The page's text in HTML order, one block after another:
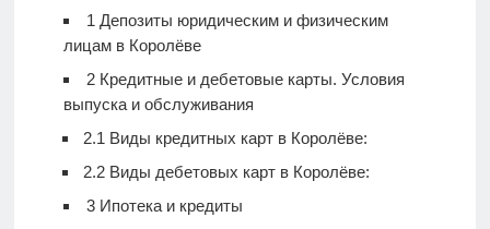
1 Депозиты юридическим и физическим
лицам в Королёве
2Кредитные и дебетовые карты. Условия
выпуска и обслуживания
2.1 Виды кредитных карт в Королёве:
2.2Виды дебетовых карт в Королёве:
3Ипотека и кредиты